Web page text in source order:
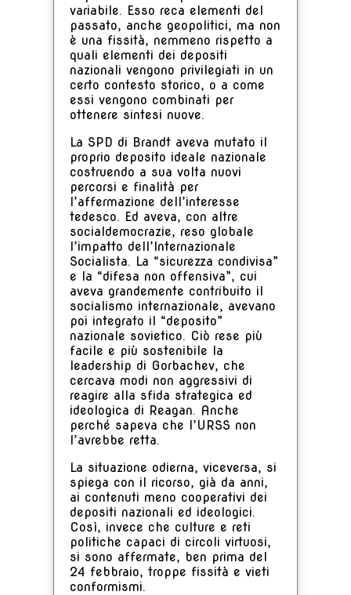
variabile. Esso reca elementi del
passato, anche geopolitici, ma non
è una fissità, nemmeno rispetto a
quali elementi dei depositi
nazionali vengono privilegiati in un
certo contesto storico, o a come
essi vengono combinati per
ottenere sintesi nuove.
La SPD di Brandt aveva mutato il
proprio deposito ideale nazionale
costruendo a sua volta nuovi
percorsi e finalità per
l’affermazione dell’interesse
tedesco. Ed aveva, con altre
socialdemocrazie, reso globale
l’impatto dell’Internazionale
Socialista. La “sicurezza condivisa”
e la “difesa non offensiva”, cui
aveva grandemente contribuito il
socialismo internazionale, avevano
poi integrato il “deposito”
nazionale sovietico. Ciò rese più
facile e più sostenibile la
leadership di Gorbachev, che
cercava modi non aggressivi di
reagire alla sfida strategica ed
ideologica di Reagan. Anche
perché sapeva che l’URSS non
l’avrebbe retta.
La situazione odierna, viceversa, si
spiega con il ricorso, già da anni,
ai contenuti meno cooperativi dei
depositi nazionali ed ideologici.
Così, invece che culture e reti
politiche capaci di circoli virtuosi,
si sono affermate, ben prima del
24 febbraio, troppe fissità e vieti
conformismi.